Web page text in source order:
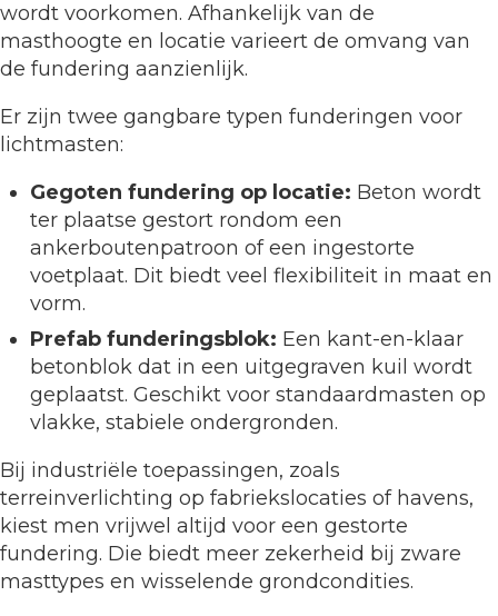
wordt voorkomen. Afhankelijk van de
masthoogte en locatie varieert de omvang van
de fundering aanzienlijk.
Er zijn twee gangbare typen funderingen voor
lichtmasten:
Gegoten fundering op locatie: Beton wordt
ter plaatse gestort rondom een
ankerboutenpatroon of een ingestorte
voetplaat. Dit biedt veel flexibiliteit in maat en
vorm.
Prefab funderingsblok: Een kant-en-klaar
betonblok dat in een uitgegraven kuil wordt
geplaatst. Geschikt voor standaardmasten op
vlakke, stabiele ondergronden.
Bij industriële toepassingen, zoals
terreinverlichting op fabriekslocaties of havens,
kiest men vrijwel altijd voor een gestorte
fundering. Die biedt meer zekerheid bij zware
masttypes en wisselende grondcondities.